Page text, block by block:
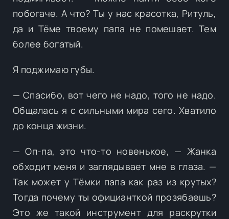
побогаче. А что? Ты у нас красотка, Ритуль,
да и Тёме твоему папа не помешает. Тем
более богатый.
Я поджимаю губы.
— Спасибо, вот чего не надо, того не надо.
Общалась я с сильными мира сего. Хватило
до конца жизни.
— Оп-па, это что-то новенькое, — Жанка
обходит меня и заглядывает мне в глаза. —
Так может у Тёмки папа как раз из крутых?
Тогда почему ты официанткой прозябаешь?
Это же такой инструмент для раскрутки